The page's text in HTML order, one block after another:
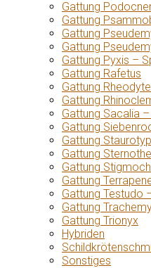
Gattung
Gattung
Gattung
Gattung
Gattung Pyxis –
Gattung Rafetus
Gattung
Gattung
Gattung Sacalia
Gattung
Gattung
Gattung
Gattung
Gattung
Gattung Testudo
Gattung
Gattung Trionyx
Hybriden
Sonstiges